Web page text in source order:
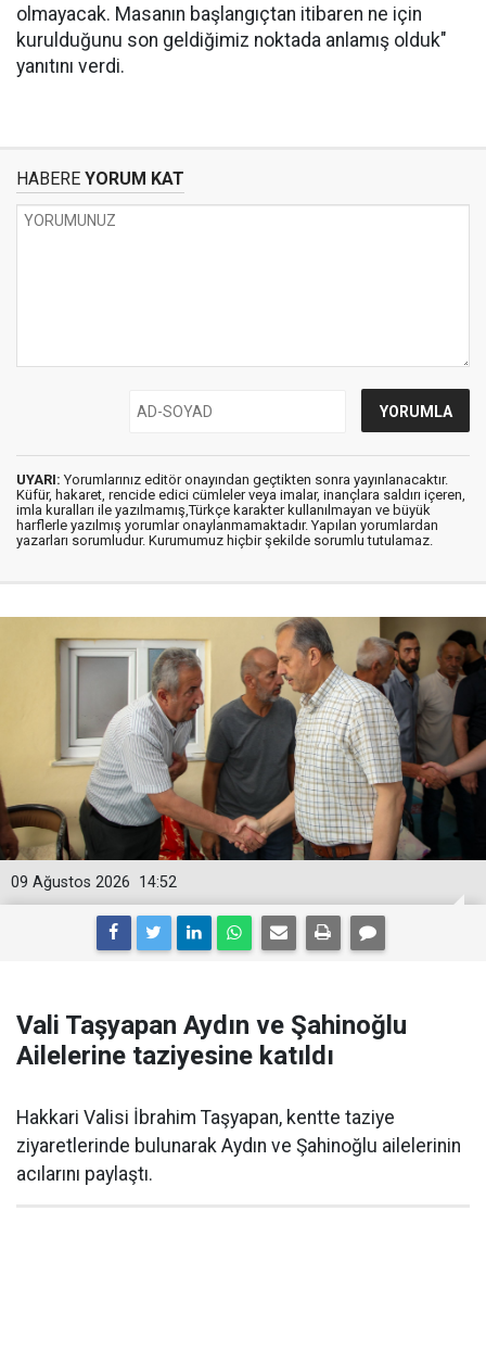
olmayacak. Masanın başlangıçtan itibaren ne için
kurulduğunu son geldiğimiz noktada anlamış olduk"
yanıtını verdi.
HABERE YORUM KAT
UYARI: Yorumlarınız editör onayından geçtikten sonra yayınlanacaktır.
Küfür, hakaret, rencide edici cümleler veya imalar, inançlara saldırı içeren,
imla kuralları ile yazılmamış,Türkçe karakter kullanılmayan ve büyük
harflerle yazılmış yorumlar onaylanmamaktadır. Yapılan yorumlardan
yazarları sorumludur. Kurumumuz hiçbir şekilde sorumlu tutulamaz.
14:52
09 Ağustos 2026
Vali Taşyapan Aydın ve Şahinoğlu
Ailelerine taziyesine katıldı
Hakkari Valisi İbrahim Taşyapan, kentte taziye
ziyaretlerinde bulunarak Aydın ve Şahinoğlu ailelerinin
acılarını paylaştı.